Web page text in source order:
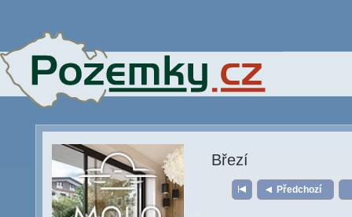
Březí
Předchozí